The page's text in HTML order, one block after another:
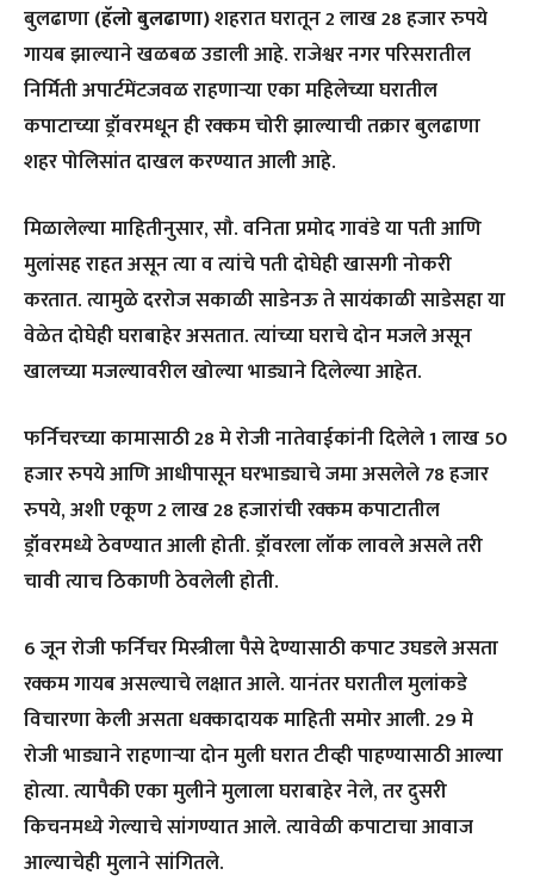
बुलढाणा(हॅलो बुलढाणा)शहरात घरातून 2 लाख 28 हजार रुपये
गायब झाल्याने खळबळ उडाली आहे. राजेश्वर नगर परिसरातील
निर्मिती अपार्टमेंटजवळ राहणाऱ्या एका महिलेच्या घरातील
कपाटाच्या ड्रॉवरमधून ही रक्कम चोरी झाल्याची तक्रार बुलढाणा
शहर पोलिसांत दाखल करण्यात आली आहे.
मिळालेल्या माहितीनुसार, सौ. वनिता प्रमोद गावंडे या पती आणि
मुलांसह राहत असून त्या व त्यांचे पती दोघेही खासगी नोकरी
करतात. त्यामुळे दररोज सकाळी साडेनऊ ते सायंकाळी साडेसहा या
वेळेत दोघेही घराबाहेर असतात. त्यांच्या घराचे दोन मजले असून
खालच्या मजल्यावरील खोल्या भाड्याने दिलेल्या आहेत.
फर्निचरच्या कामासाठी 28 मे रोजी नातेवाईकांनी दिलेले 1 लाख 50
हजार रुपये आणि आधीपासून घरभाड्याचे जमा असलेले 78 हजार
रुपये, अशी एकूण 2 लाख 28 हजारांची रक्कम कपाटातील
ड्रॉवरमध्ये ठेवण्यात आली होती. ड्रॉवरला लॉक लावले असले तरी
चावी त्याच ठिकाणी ठेवलेली होती.
6 जून रोजी फर्निचर मिस्त्रीला पैसे देण्यासाठी कपाट उघडले असता
रक्कम गायब असल्याचे लक्षात आले. यानंतर घरातील मुलांकडे
विचारणा केली असता धक्कादायक माहिती समोर आली. 29 मे
रोजी भाड्याने राहणाऱ्या दोन मुली घरात टीव्ही पाहण्यासाठी आल्या
होत्या. त्यापैकी एका मुलीने मुलाला घराबाहेर नेले, तर दुसरी
किचनमध्ये गेल्याचे सांगण्यात आले. त्यावेळी कपाटाचा आवाज
आल्याचेही मुलाने सांगितले.